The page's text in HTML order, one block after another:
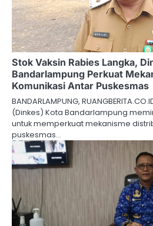
Stok Vaksin Rabies Langka,
Bandarlampung Perkuat
Komunikasi Antar Puskesmas
BANDARLAMPUNG,
(Dinkes) Kota Bandarlampung
untuk memperkuat mekanisme
puskesmas…